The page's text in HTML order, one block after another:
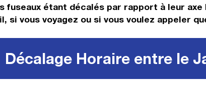
fuseaux étant décalés par rapport à leur
si vous voyagez ou si vous voulez appeler
Décalage Horaire entre le